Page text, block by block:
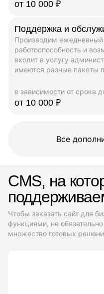
от 10 000 ₽
Поддержка и
Производим ежедневный
работоспособность и
входит в услугу
имеются разные пакеты
в зависимости от срока
от 10 000 ₽
Все
CMS, на
Чтобы заказать сайт для
функциями, не обязательно
множество готовых